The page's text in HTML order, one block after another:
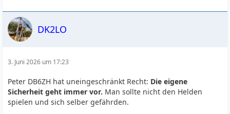
DK2LO
3. Juni 2026 um 17:23
Peter DB6ZH hat uneingeschränkt Recht: Die eigene
Sicherheit geht immer vor. Man sollte nicht den Helden
spielen und sich selber gefährden.